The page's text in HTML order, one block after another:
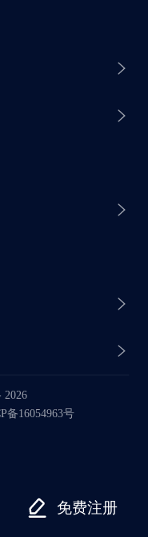
2026
备16054963号
免费注册